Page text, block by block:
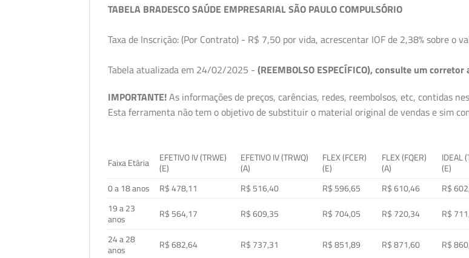
TABELA BRADESCO SAÚDE EMPRESARIAL SÃO PAULO COMPULSÓRIO
Taxa de Inscrição: (Por Contrato) - R$ 7,50 por vida, acrescentar IOF de 2,38% sobre o
Tabela atualizada em 24/02/2025 - (REEMBOLSO ESPECÍFICO), consulte um
IMPORTANTE!As informações de preços, carências, redes, reembolsos, etc, contidas
Esta ferramenta não tem o objetivo de substituir o material original de vendas e sim
Faixa Etária
EFETIVO IV (TRWE)
(E)
EFETIVO IV (TRWQ)
(A)
FLEX (FCER)
(E)
FLEX (FQER)
(A)
IDEAL
(E)
0 a 18 anos
R$ 478,11 R$ 516,40 R$ 596,65 R$ 610,46 R$
19 a 23
anos
R$ 564,17 R$ 609,35 R$ 704,05 R$ 720,34 R$
24 a 28
anos
R$ 682,64 R$ 737,31 R$ 851,89 R$ 871,60 R$